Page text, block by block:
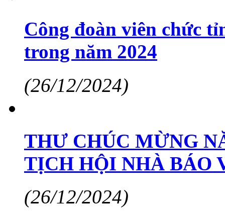
Công đoàn viên chức
trong năm 2024
(26/12/2024)
THƯ CHÚC MỪNG
TỊCH HỘI NHÀ BÁO
(26/12/2024)